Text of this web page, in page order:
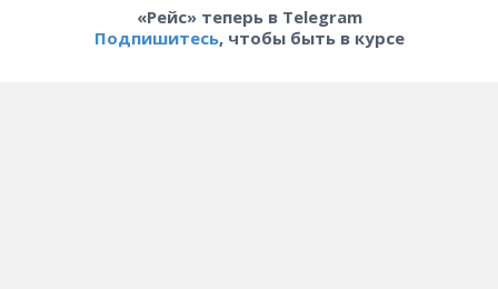
«Рейс» теперь в Telegram
Подпишитесь, чтобы быть в курсе